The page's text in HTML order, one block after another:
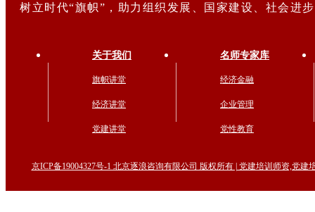
树立时代“旗帜”，助力组织发展、国家建设、社会进
关于我们
旗帜讲堂
经济讲堂
党建讲堂
名师专家库
经济金融
企业管理
党性教育
京ICP备19004327号-1 北京逐浪咨询有限公司 版权所有 | 党建培训师资,党